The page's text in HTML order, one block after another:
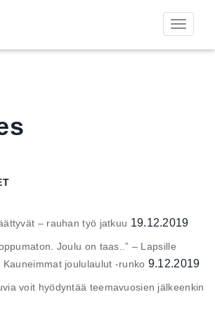
Toggle
– rauhan työ jatkuu 19.12.2019
Joulu on taas..” – Lapsille
joululaulut -runko 9.12.2019
voit hyödyntää teemavuosien jälkeenkin